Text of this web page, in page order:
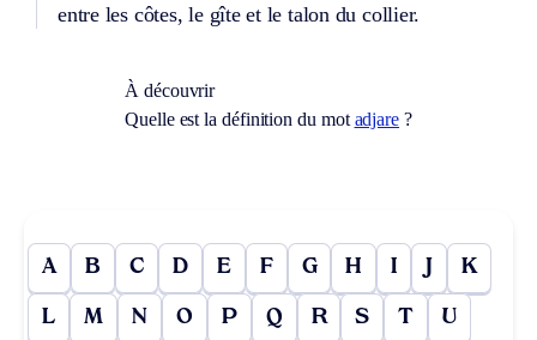
entre les côtes, le gîte et le talon du collier.
À découvrir
Quelle est la définition du mot adjare ?
A B C D E F G H I J K
L M N O P Q R S T U